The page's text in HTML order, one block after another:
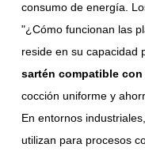
consumo de energía.
"¿Cómo funcionan las
reside en su capacidad
sartén compatible
cocción uniforme y
En entornos
utilizan para procesos